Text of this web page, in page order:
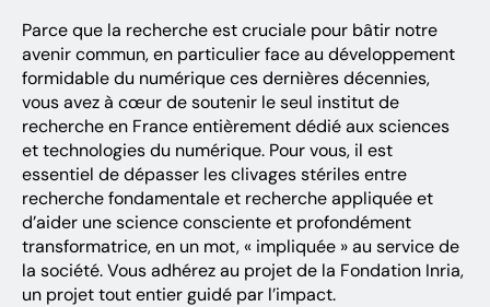
Parce que la recherche est cruciale pour bâtir notre
avenir commun, en particulier face au développement
formidable du numérique ces dernières décennies,
vous avez à cœur de soutenir le seul institut de
recherche en France entièrement dédié aux sciences
et technologies du numérique. Pour vous, il est
essentiel de dépasser les clivages stériles entre
recherche fondamentale et recherche appliquée et
d’aider une science consciente et profondément
transformatrice, en un mot, « impliquée » au service de
la société. Vous adhérez au projet de la Fondation Inria,
un projet tout entier guidé par l’impact.